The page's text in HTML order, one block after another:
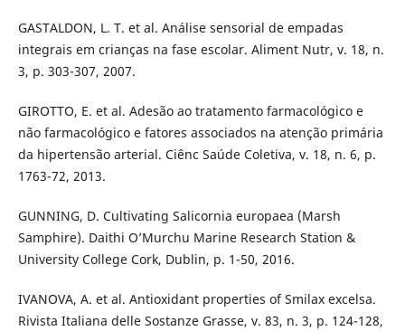
GASTALDON, L. T. et al. Análise sensorial de empadas
integrais em crianças na fase escolar. Aliment Nutr, v. 18, n.
3, p. 303-307, 2007.
GIROTTO, E. et al. Adesão ao tratamento farmacológico e
não farmacológico e fatores associados na atenção primária
da hipertensão arterial. Ciênc Saúde Coletiva, v. 18, n. 6, p.
1763-72, 2013.
GUNNING, D. Cultivating Salicornia europaea (Marsh
Samphire). Daithi O’Murchu Marine Research Station &
University College Cork, Dublin, p. 1-50, 2016.
IVANOVA, A. et al. Antioxidant properties of Smilax excelsa.
Rivista Italiana delle Sostanze Grasse, v. 83, n. 3, p. 124-128,